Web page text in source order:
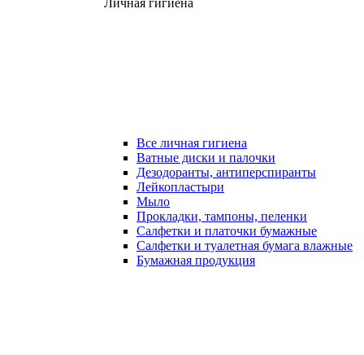
Личная гигиена
Все личная гигиена
Ватные диски и палочки
Дезодоранты, антиперспиранты
Лейкопластыри
Мыло
Прокладки, тампоны, пеленки
Салфетки и платочки бумажные
Салфетки и туалетная бумага влажные
Бумажная продукция